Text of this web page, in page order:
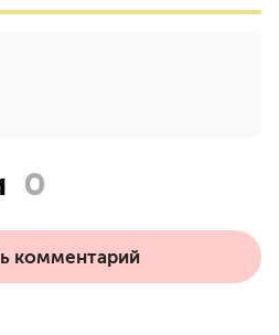
0
комментарий